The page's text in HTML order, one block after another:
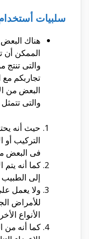
سلبيات
هناك
الممكن أن
والتى
تجاربكم
البعض من
والتى
حيث أنه
التركيب أو
فى البعض
كما أنه يتم
إلى
ولا يعمل
للأمراض
الأنواع
كما أنه